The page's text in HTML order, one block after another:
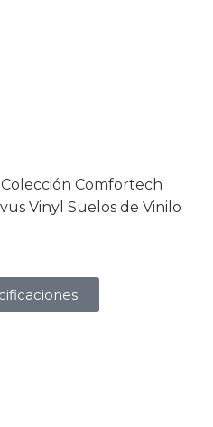
Comfortech
Vinyl Suelos de Vinilo